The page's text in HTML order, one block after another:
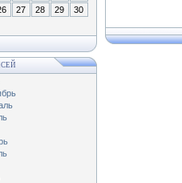
27 28 29
30